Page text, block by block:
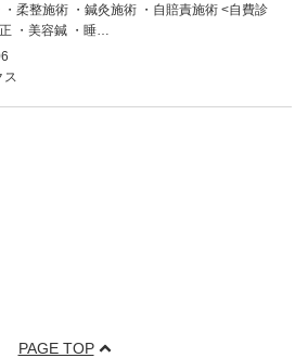
・柔整施術 ・鍼灸施術 ・自賠責施術 <自費診
・美容鍼 ・睡…
ス
PAGE TOP